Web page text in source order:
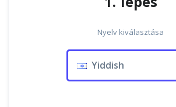
Nyelv kiválasztása
Yiddish